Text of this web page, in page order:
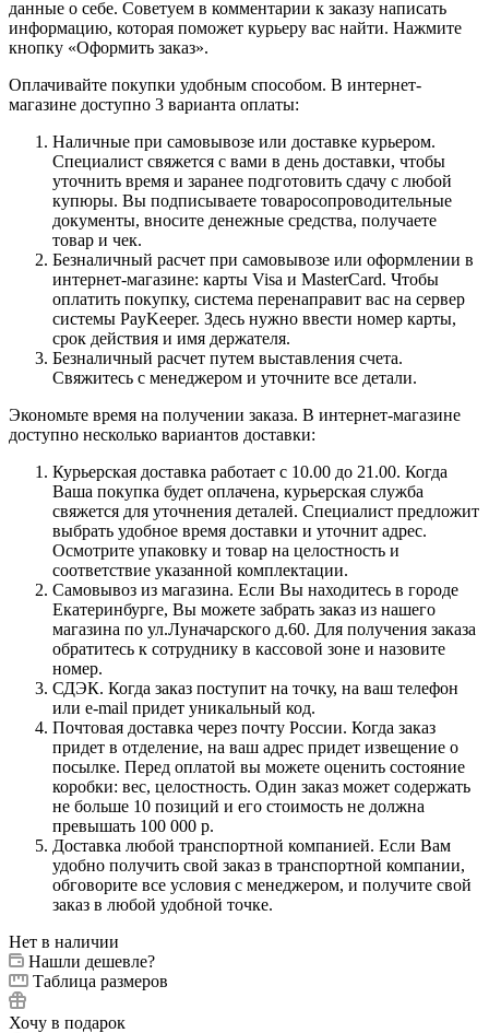
данные о себе. Советуем в комментарии к заказу написать
информацию, которая поможет курьеру вас найти. Нажмите
кнопку «Оформить заказ».
Оплачивайте покупки удобным способом. В интернет-
магазине доступно 3 варианта оплаты:
Наличные при самовывозе или доставке курьером.
Специалист свяжется с вами в день доставки, чтобы
уточнить время и заранее подготовить сдачу с любой
купюры. Вы подписываете товаросопроводительные
документы, вносите денежные средства, получаете
товар и чек.
Безналичный расчет при самовывозе или оформлении в
интернет-магазине: карты Visa и MasterCard. Чтобы
оплатить покупку, система перенаправит вас на сервер
системы PayKeeper. Здесь нужно ввести номер карты,
срок действия и имя держателя.
Безналичный расчет путем выставления счета.
Свяжитесь с менеджером и уточните все детали.
Экономьте время на получении заказа. В интернет-магазине
доступно несколько вариантов доставки:
Курьерская доставка работает с 10.00 до 21.00. Когда
Ваша покупка будет оплачена, курьерская служба
свяжется для уточнения деталей. Специалист предложит
выбрать удобное время доставки и уточнит адрес.
Осмотрите упаковку и товар на целостность и
соответствие указанной комплектации.
Самовывоз из магазина. Если Вы находитесь в городе
Екатеринбурге, Вы можете забрать заказ из нашего
магазина по ул.Луначарского д.60. Для получения заказа
обратитесь к сотруднику в кассовой зоне и назовите
номер.
СДЭК. Когда заказ поступит на точку, на ваш телефон
или e-mail придет уникальный код.
Почтовая доставка через почту России. Когда заказ
придет в отделение, на ваш адрес придет извещение о
посылке. Перед оплатой вы можете оценить состояние
коробки: вес, целостность. Один заказ может содержать
не больше 10 позиций и его стоимость не должна
превышать 100 000 р.
Доставка любой транспортной компанией. Если Вам
удобно получить свой заказ в транспортной компании,
обговорите все условия с менеджером, и получите свой
заказ в любой удобной точке.
Нет в наличии
Нашли дешевле?
Таблица размеров
Хочу в подарок